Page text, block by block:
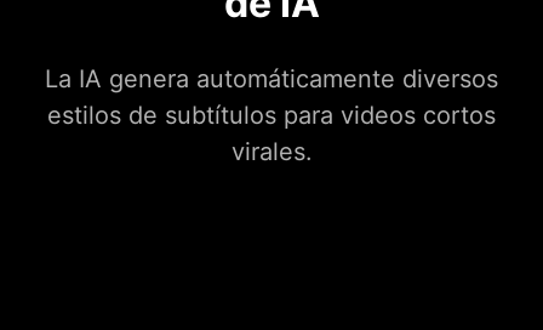
La IA genera automáticamente diversos
estilos de subtítulos para videos cortos
virales.